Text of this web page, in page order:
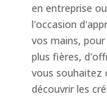
en entreprise
l'occasion
vos mains,
plus fières,
vous souhaitez
découvrir les